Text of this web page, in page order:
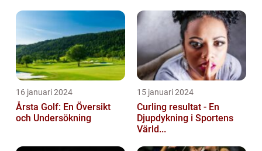
16 januari 2024
Årsta Golf: En Översikt
och Undersökning
15 januari 2024
Curling resultat - En
Djupdykning i Sportens
Värld...